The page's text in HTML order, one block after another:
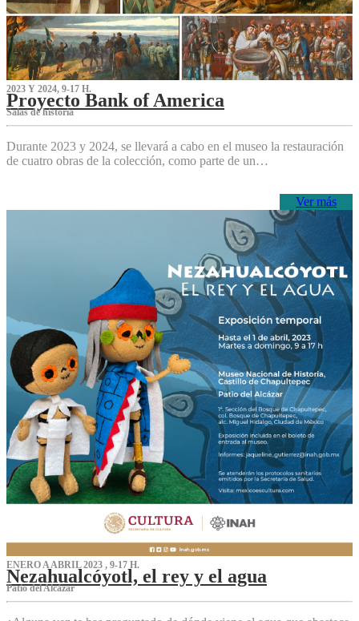
2023 Y 2024, 9-17 H.
Proyecto Bank of America
S‌alas de historia
Durante 2023 y 2024, se llevará a cabo en el museo la restauración
de cuatro obras de la colección, como parte de un…
Ver más
ENERO A ABRIL 2023 , 9-17 H.
Nezahualcóyotl, el rey y el agua
Patio del Alcázar